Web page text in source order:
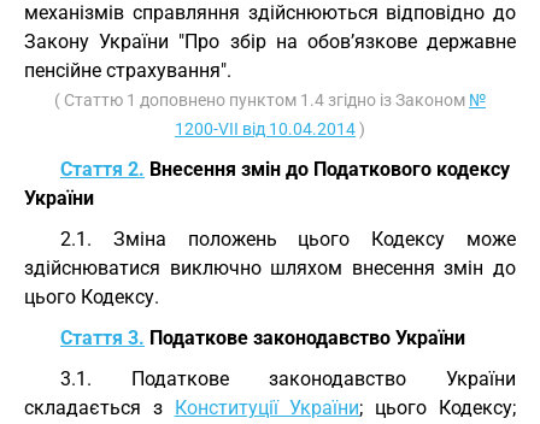
механізмів справляння здійснюються відповідно до
Закону України "Про збір на обов’язкове державне
пенсійне страхування".
( Статтю 1 доповнено пунктом 1.4 згідно із Законом №
1200-VII від 10.04.2014)
Стаття 2. Внесення змін до Податкового кодексу
України
2.1. Зміна положень цього Кодексу може
здійснюватися виключно шляхом внесення змін до
цього Кодексу.
Стаття 3. Податкове законодавство України
3.1. Податкове законодавство України
складається з Конституції України; цього Кодексу;